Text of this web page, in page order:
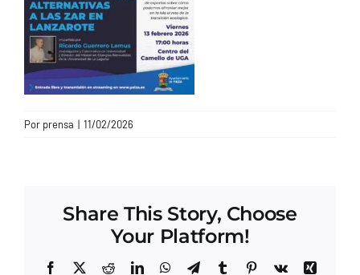
Por prensa | 11/02/2026
Share This Story, Choose
Your Platform!
Facebook
X RedditLinkedInWhatsApp
TelegramTumblrPinterest
Vk
Xing